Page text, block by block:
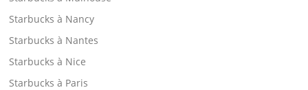
Starbucks à Nancy
Starbucks à Nantes
Starbucks à Nice
Starbucks à Paris